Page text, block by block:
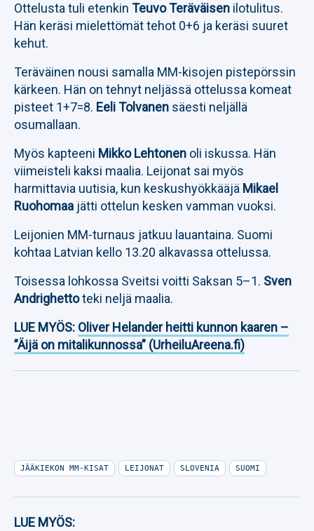
Ottelusta tuli etenkin Teuvo Teräväisen ilotulitus.
Hän keräsi mielettömät tehot 0+6 ja keräsi suuret
kehut.
Teräväinen nousi samalla MM-kisojen pistepörssin
kärkeen. Hän on tehnyt neljässä ottelussa komeat
pisteet 1+7=8. Eeli Tolvanen säesti neljällä
osumallaan.
Myös kapteeni Mikko Lehtonen oli iskussa. Hän
viimeisteli kaksi maalia. Leijonat sai myös
harmittavia uutisia, kun keskushyökkääjä Mikael
Ruohomaa jätti ottelun kesken vamman vuoksi.
Leijonien MM-turnaus jatkuu lauantaina. Suomi
kohtaa Latvian kello 13.20 alkavassa ottelussa.
Toisessa lohkossa Sveitsi voitti Saksan 5–1. Sven
Andrighettoteki neljä maalia.
LUE MYÖS: Oliver Helander heitti kunnon kaaren –
”Äijä on mitalikunnossa” (UrheiluAreena.fi)
JÄÄKIEKON MM-KISAT LEIJONAT SLOVENIA SUOMI
LUE MYÖS: